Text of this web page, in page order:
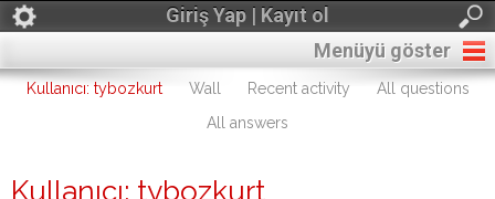
Giriş Yap | Kayıt ol
Menüyü göster
Kullanıcı: tybozkurt Wall Recent activity
All questions
All answers
Kullanıcı: tybozkurt